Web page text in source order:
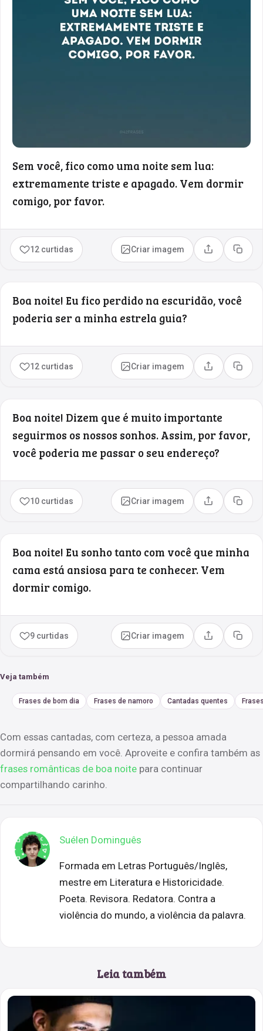
Sem você, fico como uma noite sem lua:
extremamente triste e apagado. Vem dormir
comigo, por favor.
12 curtidas Criar imagem Compartilhar
Copiar
Boa noite! Eu fico perdido na escuridão, você
poderia ser a minha estrela guia?
12 curtidas Criar imagem Compartilhar
Copiar
Boa noite! Dizem que é muito importante
seguirmos os nossos sonhos. Assim, por favor,
você poderia me passar o seu endereço?
10 curtidas Criar imagem Compartilhar
Copiar
Boa noite! Eu sonho tanto com você que minha
cama está ansiosa para te conhecer. Vem
dormir comigo.
9 curtidas Criar imagem Compartilhar
Copiar
Veja também
Frases de bom dia Frases de namoro Cantadas quentes
Com essas cantadas, com certeza, a pessoa amada
dormirá pensando em você. Aproveite e confira também as
frases românticas de boa noite para continuar
compartilhando carinho.
Suélen Dominguês
Formada em Letras Português/Inglês,
mestre em Literatura e Historicidade.
Poeta. Revisora. Redatora. Contra a
violência do mundo, a violência da palavra.
Leia também